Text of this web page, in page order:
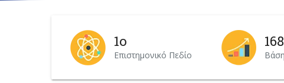
1ο
Επιστημονικό Πεδίο